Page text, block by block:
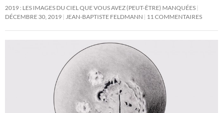
2019 : LES IMAGES DU CIEL QUE VOUS AVEZ (PEUT-ÊTRE) MANQUÉES
DÉCEMBRE 30, 2019
JEAN-BAPTISTE FELDMANN 11 COMMENTAIRES